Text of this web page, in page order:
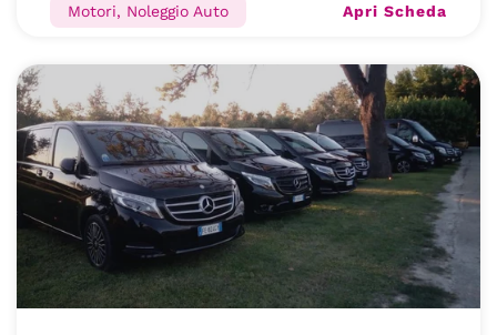
Motori, Noleggio Auto Apri Scheda